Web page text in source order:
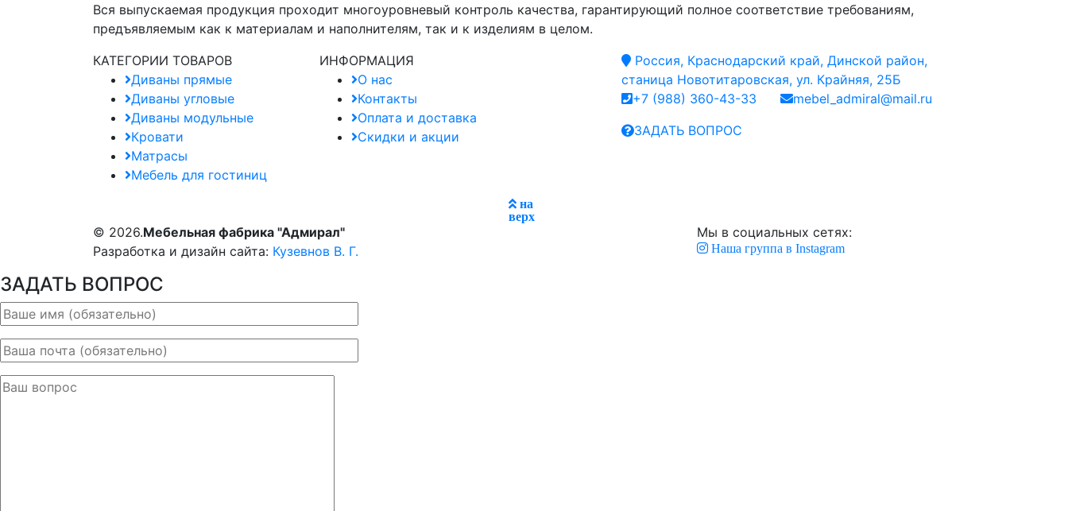
Вся выпускаемая продукция проходит многоуровневый контроль качества, гарантирующий полное соответствие требованиям,
предъявляемым как к материалам и наполнителям, так и к изделиям в целом.
КАТЕГОРИИ ТОВАРОВ
Диваны прямые
Диваны угловые
Диваны модульные
Кровати
Матрасы
Мебель для гостиниц
ИНФОРМАЦИЯ
О нас
Контакты
Оплата и доставка
Скидки и акции
Россия, Краснодарский край, Динской район,
станица Новотитаровская, ул. Крайняя, 25Б
+7 (988) 360-43-33
mebel_admiral@mail.ru
ЗАДАТЬ ВОПРОС
на
верх
© 2026.Мебельная фабрика "Адмирал"
Разработка и дизайн сайта: Кузевнов В. Г.
Мы в социальных сетях:
Наша группа в Instagram
ЗАДАТЬ ВОПРОС